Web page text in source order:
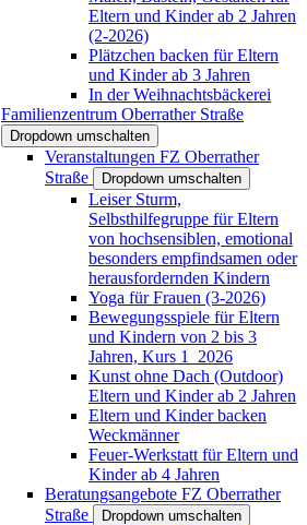
Eltern und Kinder ab 2 Jahren
(2-2026)
Plätzchen backen für Eltern
und Kinder ab 3 Jahren
In der Weihnachtsbäckerei
Familienzentrum Oberrather Straße
Dropdown umschalten
Veranstaltungen FZ Oberrather
Straße
Dropdown umschalten
Leiser Sturm,
Selbsthilfegruppe für Eltern
von hochsensiblen, emotional
besonders empfindsamen oder
herausfordernden Kindern
Yoga für Frauen (3-2026)
Bewegungsspiele für Eltern
und Kindern von 2 bis 3
Jahren, Kurs 1_2026
Kunst ohne Dach (Outdoor)
Eltern und Kinder ab 2 Jahren
Eltern und Kinder backen
Weckmänner
Feuer-Werkstatt für Eltern und
Kinder ab 4 Jahren
Beratungsangebote FZ Oberrather
Straße
Dropdown umschalten